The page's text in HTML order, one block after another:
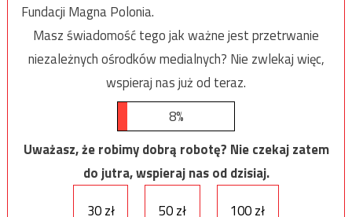
Fundacji Magna Polonia.
Masz świadomość tego jak ważne jest przetrwanie
niezależnych ośrodków medialnych? Nie zwlekaj więc,
wspieraj nas już od teraz.
8%
Uważasz, że robimy dobrą robotę? Nie czekaj zatem
do jutra, wspieraj nas od dzisiaj.
30 zł
50 zł 100 zł